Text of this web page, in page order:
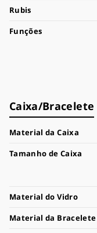
Rubis
Funções
Caixa/Bracelete
Material da Caixa
Tamanho de Caixa
Material do Vidro
Material da Bracelete